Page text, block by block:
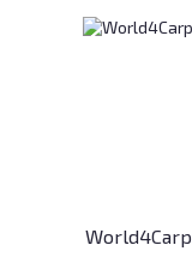
World4Carp